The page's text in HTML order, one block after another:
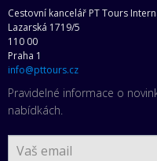
Cestovní kancelář PT Tours
Lazarská 1719/5
110 00
Praha 1
info@pttours.cz
Pravidelné informace o
nabídkách.